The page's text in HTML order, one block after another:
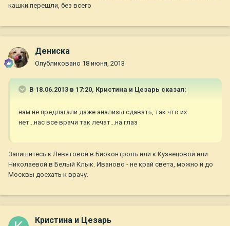
кашки перешли, без всего
Дениска
Опубликовано 18 июня, 2013
В 18.06.2013 в 17:20, Кристина и Цезарь сказал:
нам не предлагали даже анализы сдавать, так что их
нет...нас все врачи так лечат...на глаз
Запишитесь к Левятовой в Биоконтроль или к Кузнецовой или
Николаевой в Белый Клык. Иваново - не край света, можно и до
Москвы доехать к врачу.
Кристина и Цезарь